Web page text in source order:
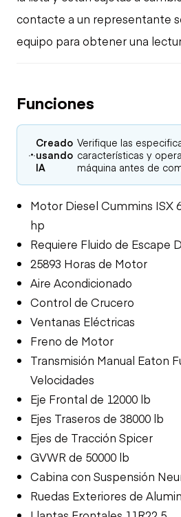
contacte a un representante
equipo para obtener una
Funciones
Creado
usando
IA
Verifique las
características y
máquina antes de
Motor Diesel Cummins ISX
hp
Requiere Fluido de Escape
25893 Horas de Motor
Aire Acondicionado
Control de Crucero
Ventanas Eléctricas
Freno de Motor
Transmisión Manual Eaton
Velocidades
Eje Frontal de 12000 lb
Ejes Traseros de 38000 lb
Ejes de Tracción Spicer
GVWR de 50000 lb
Cabina con Suspensión
Ruedas Exteriores de